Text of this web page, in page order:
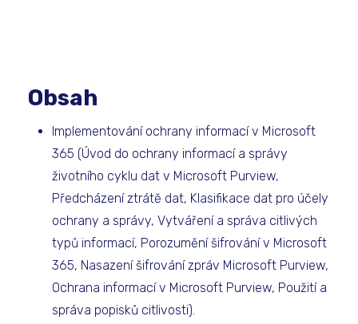
Obsah
Implementování ochrany informací v Microsoft
365 (Úvod do ochrany informací a správy
životního cyklu dat v Microsoft Purview,
Předcházení ztrátě dat, Klasifikace dat pro účely
ochrany a správy, Vytváření a správa citlivých
typů informací, Porozumění šifrování v Microsoft
365, Nasazení šifrování zpráv Microsoft Purview,
Ochrana informací v Microsoft Purview, Použití a
správa popisků citlivosti).